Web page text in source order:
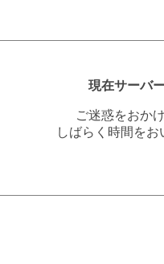
現在サーバ
ご迷惑をおか
しばらく時間を